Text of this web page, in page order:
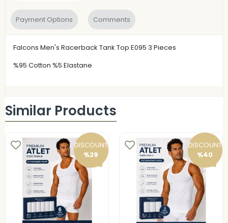
Payment Options Comments
Falcons Men's Racerback Tank Top E095 3 Pieces
%95 Cotton %5 Elastane
Similar Products
DISCOUNT
%29
DISCOUNT
%40